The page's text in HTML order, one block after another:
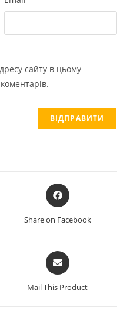
сайту в цьому
Opens
in
new
Share on Facebook
Opens
in
new
Mail This Product